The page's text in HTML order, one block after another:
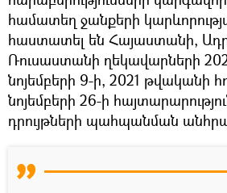
համատեղ ջանքերի
հաստատել են Հայաստանի,
Ռուսաստանի ղեկավարների
նոյեմբերի 9-ի, 2021 թվականի
նոյեմբերի 26-ի
դրույթների պահպանման